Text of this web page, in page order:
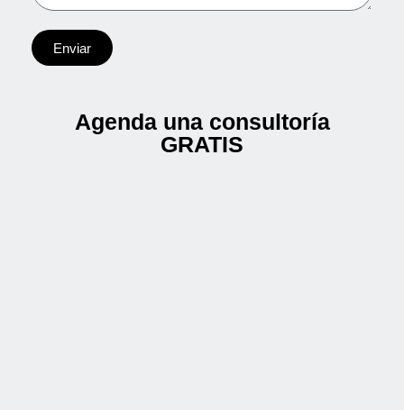
Enviar
Agenda una consultoría
GRATIS